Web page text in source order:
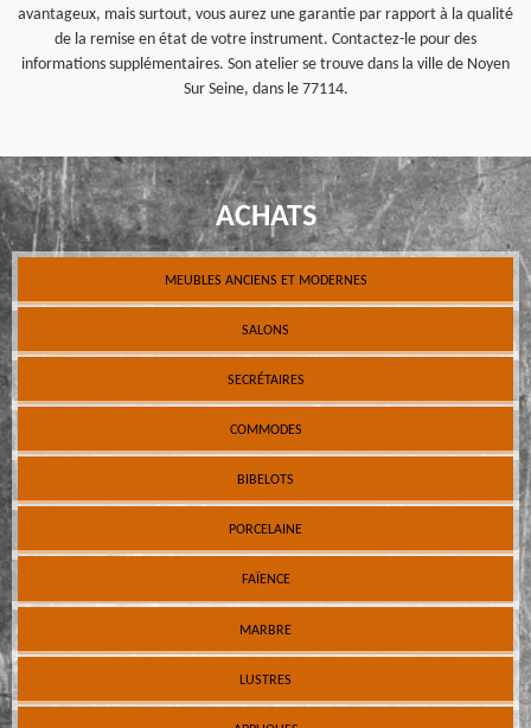
avantageux, mais surtout, vous aurez une garantie par rapport à la qualité
de la remise en état de votre instrument. Contactez-le pour des
informations supplémentaires. Son atelier se trouve dans la ville de Noyen
Sur Seine, dans le 77114.
ACHATS
MEUBLES ANCIENS ET MODERNES
SALONS
SECRÉTAIRES
COMMODES
BIBELOTS
PORCELAINE
FAÏENCE
MARBRE
LUSTRES